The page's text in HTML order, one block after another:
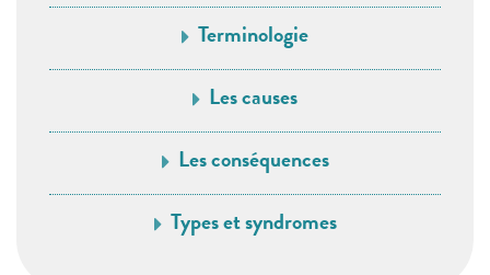
Terminologie
Les causes
Les conséquences
Types et syndromes